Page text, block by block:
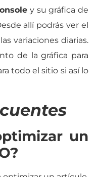
y su gráfica de
allí podrás ver el
variaciones diarias.
de la gráfica para
todo el sitio si así lo
un